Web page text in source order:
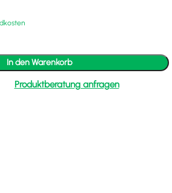
In den Warenkorb
Produktberatung anfragen